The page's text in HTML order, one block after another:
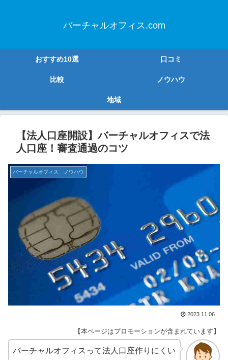
バーチャルオフィス.com
おすすめ10選 口コミ
比較 ノウハウ
地域
【法人口座開設】バーチャルオフィスで法
人口座！審査通過のコツ
バーチャルオフィス ノウハウ
2023.11.06
【本ページはプロモーションが含まれています】
バーチャルオフィスって法人口座作りにくい